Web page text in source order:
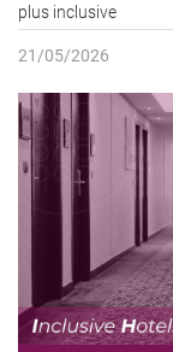
plus inclusive
21/05/2026